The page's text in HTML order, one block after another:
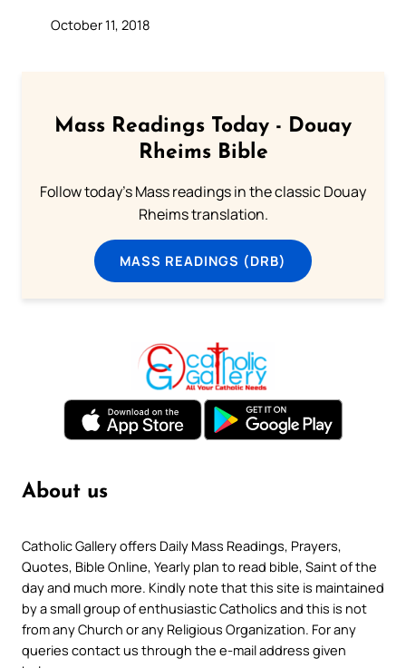
October 11, 2018
Mass Readings Today - Douay
Rheims Bible
Follow today's Mass readings in the classic Douay
Rheims translation.
MASS READINGS (DRB)
About us
Catholic Gallery offers Daily Mass Readings, Prayers,
Quotes, Bible Online, Yearly plan to read bible, Saint of the
day and much more. Kindly note that this site is maintained
by a small group of enthusiastic Catholics and this is not
from any Church or any Religious Organization. For any
queries contact us through the e-mail address given